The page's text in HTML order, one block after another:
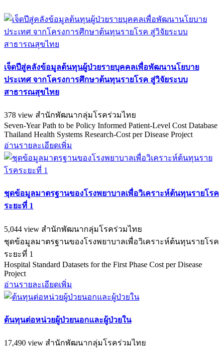
เจ็ดปีสู่คลังข้อมูลต้นทุนผู้ป่วยรายบุคคลเพื่อพัฒนานโยบาย
ประเทศ จากโครงการศึกษาต้นทุนรายโรค สู่วิจัยระบบ
สาธารณสุขไทย
378 view สำนักพัฒนากลุ่มโรคร่วมไทย
Seven-Year Path to be Policy Informed Patient-Level Cost Database
Thailand Health Systems Research-Cost per Disease Project
อ่านรายละเอียดเพิ่ม
ชุดข้อมูลมาตรฐานของโรงพยาบาลเพื่อวิเคราะห์ต้นทุนรายโรค
ระยะที่ 1
5,044 view สำนักพัฒนากลุ่มโรคร่วมไทย
ชุดข้อมูลมาตรฐานของโรงพยาบาลเพื่อวิเคราะห์ต้นทุนรายโรค
ระยะที่ 1
Hospital Standard Datasets for the First Phase Cost per Disease
Project
อ่านรายละเอียดเพิ่ม
ต้นทุนต่อหน่วยผู้ป่วยนอกและผู้ป่วยใน
17,490 view สำนักพัฒนากลุ่มโรคร่วมไทย